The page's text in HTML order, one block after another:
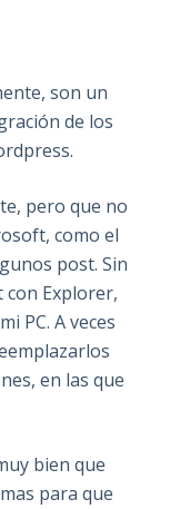
son un
de los
pero que no
como el
post. Sin
Explorer,
PC. A veces
en las que
bien que
para que